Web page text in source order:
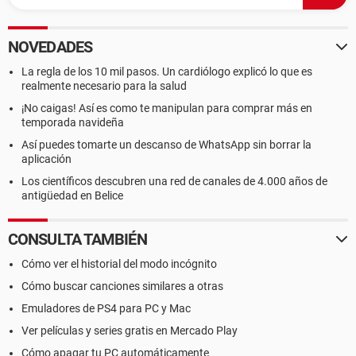
Propiedades del motherboard:
Identificación del motherboard 09/24/2007-LakePort-
6A79HFKLC-00
Nombre del motherboard Foxconn 45CM/45GM Series
NOVEDADES
La regla de los 10 mil pasos. Un cardiólogo explicó lo que es
realmente necesario para la salud
¡No caigas! Así es como te manipulan para comprar más en
temporada navideña
Así puedes tomarte un descanso de WhatsApp sin borrar la
aplicación
Los científicos descubren una red de canales de 4.000 años de
antigüedad en Belice
CONSULTA TAMBIÉN
Cómo ver el historial del modo incógnito
Cómo buscar canciones similares a otras
Emuladores de PS4 para PC y Mac
Ver películas y series gratis en Mercado Play
Cómo apagar tu PC automáticamente